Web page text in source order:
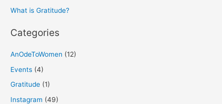
What is Gratitude?
Categories
AnOdeToWomen (12)
Events (4)
Gratitude (1)
Instagram (49)